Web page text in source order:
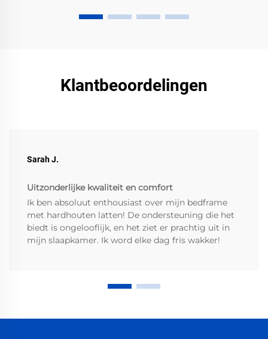
Klantbeoordelingen
Sarah J.
Uitzonderlijke kwaliteit en comfort
Ik ben absoluut enthousiast over mijn bedframe
met hardhouten latten! De ondersteuning die het
biedt is ongelooflijk, en het ziet er prachtig uit in
mijn slaapkamer. Ik word elke dag fris wakker!